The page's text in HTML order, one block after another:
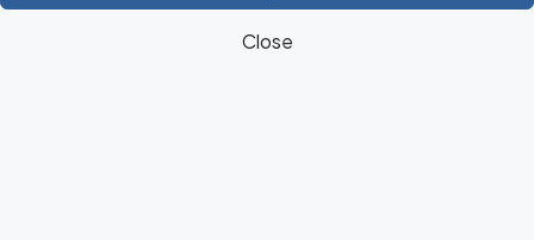
Close